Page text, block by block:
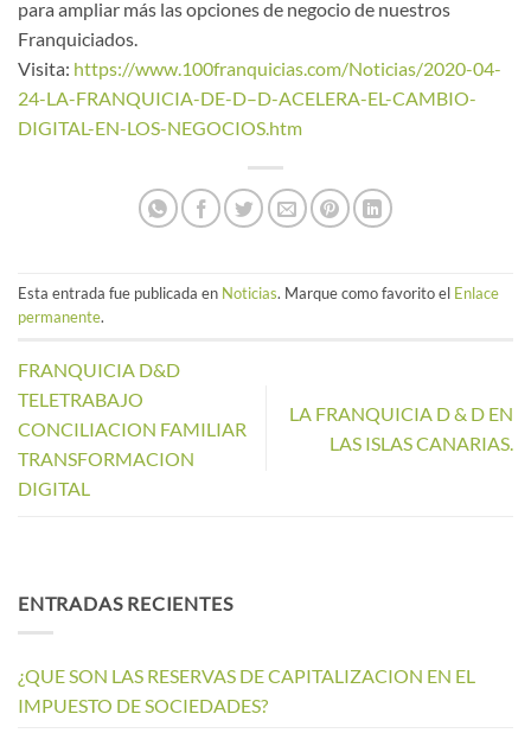
para ampliar más las opciones de negocio de nuestros
Franquiciados.
Visita: https://www.100franquicias.com/Noticias/2020-04-
24-LA-FRANQUICIA-DE-D–D-ACELERA-EL-CAMBIO-
DIGITAL-EN-LOS-NEGOCIOS.htm
Esta entrada fue publicada en Noticias. Marque como favorito el Enlace
permanente.
FRANQUICIA D&D
TELETRABAJO
CONCILIACION FAMILIAR
TRANSFORMACION
DIGITAL
LA FRANQUICIA D & D EN
LAS ISLAS CANARIAS.
ENTRADAS RECIENTES
¿QUE SON LAS RESERVAS DE CAPITALIZACION EN EL
IMPUESTO DE SOCIEDADES?